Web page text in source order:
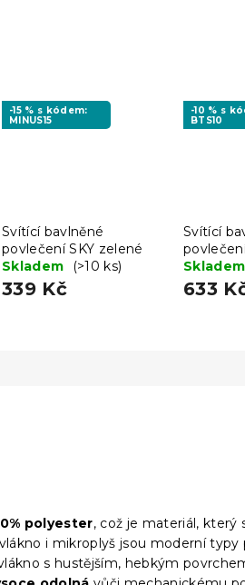
-15 % s kódem:
MINUS15
Svítící bavlněné
povlečení SKY zelené
Skladem
(>10 ks)
339 Kč
-10 % s
BTS10
Svítící
modré
Skladem
633
polyester, což je materiál, který
i mikroplyš jsou moderní typy
s hustějším, hebkým